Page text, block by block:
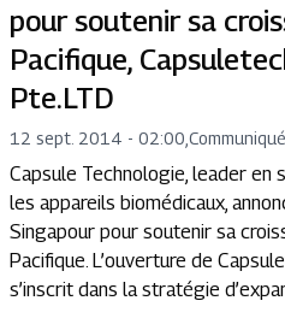
pour soutenir sa
Pacifique,
Pte.LTD
12 sept. 2014 - 02:00 Communiqué
Capsule Technologie, leader
les appareils biomédicaux,
Singapour pour soutenir sa
Pacifique. L’ouverture de
s’inscrit dans la stratégie